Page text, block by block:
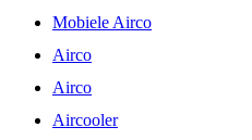
Mobiele Airco
Airco
Airco
Aircooler